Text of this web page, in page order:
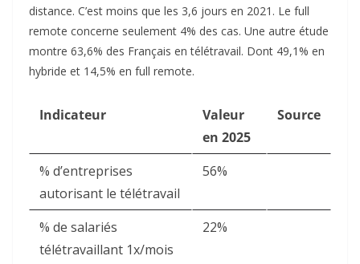
distance. C’est moins que les 3,6 jours en 2021. Le full
remote concerne seulement 4% des cas. Une autre étude
montre 63,6% des Français en télétravail. Dont 49,1% en
hybride et 14,5% en full remote.​
Indicateur
Valeur
en 2025
Source
% d’entreprises
autorisant le télétravail
56%
% de salariés
télétravaillant 1x/mois
22%